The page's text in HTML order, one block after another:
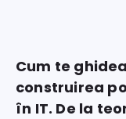
Cum te
construirea
în IT. De la